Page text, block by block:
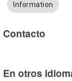
Information
Contacto
En otros